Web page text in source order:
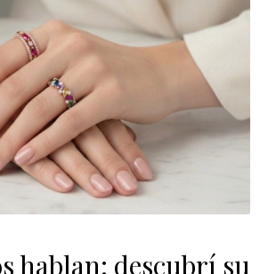
hablan: descubrí su